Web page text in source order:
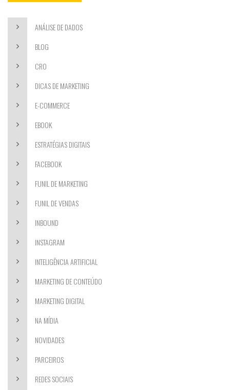
ANÁLISE DE DADOS
BLOG
CRO
DICAS DE MARKETING
E-COMMERCE
EBOOK
ESTRATÉGIAS DIGITAIS
FACEBOOK
FUNIL DE MARKETING
FUNIL DE VENDAS
INBOUND
INSTAGRAM
INTELIGÊNCIA ARTIFICIAL
MARKETING DE CONTEÚDO
MARKETING DIGITAL
NA MÍDIA
NOVIDADES
PARCEIROS
REDES SOCIAIS